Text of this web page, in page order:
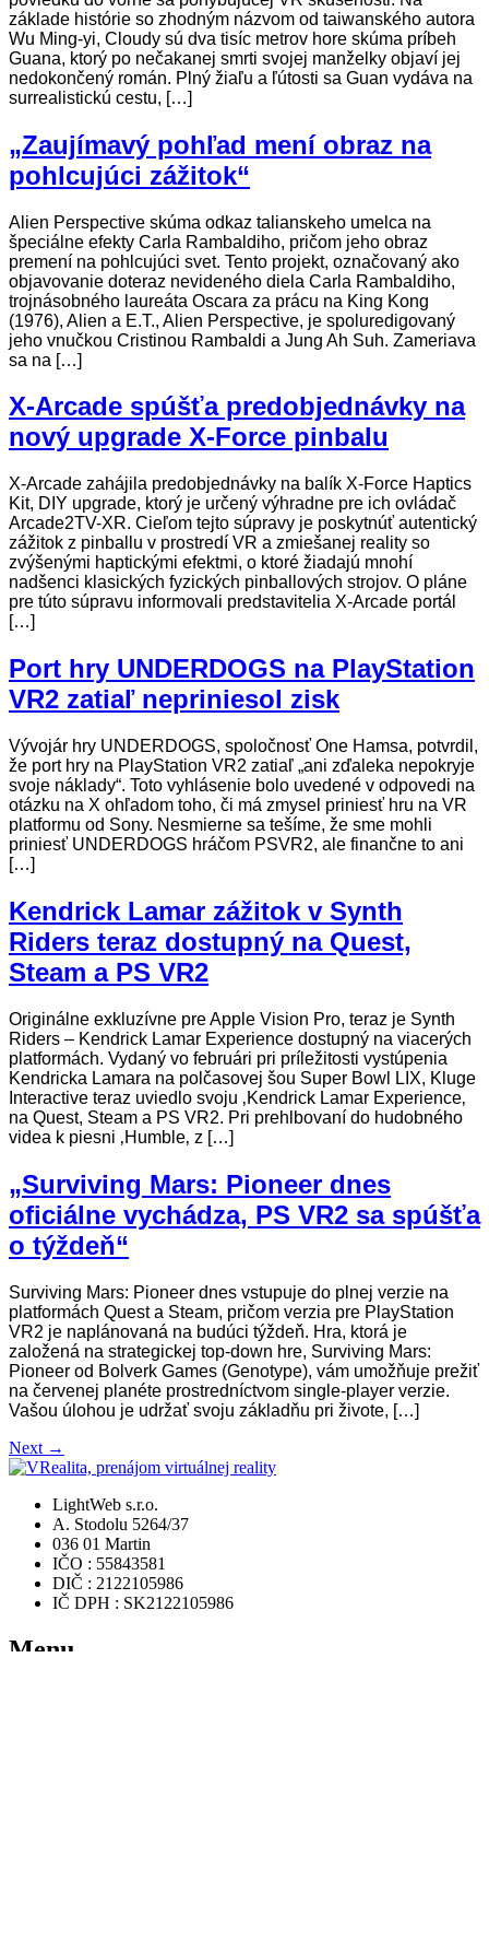
základe histórie so zhodným názvom od taiwanského autora
Wu Ming-yi, Cloudy sú dva tisíc metrov hore skúma príbeh
Guana, ktorý po nečakanej smrti svojej manželky objaví jej
nedokončený román. Plný žiaľu a ľútosti sa Guan vydáva na
surrealistickú cestu, […]
„Zaujímavý pohľad mení obraz na
pohlcujúci zážitok“
Alien Perspective skúma odkaz talianskeho umelca na
špeciálne efekty Carla Rambaldiho, pričom jeho obraz
premení na pohlcujúci svet. Tento projekt, označovaný ako
objavovanie doteraz nevideného diela Carla Rambaldiho,
trojnásobného laureáta Oscara za prácu na King Kong
(1976), Alien a E.T., Alien Perspective, je spoluredigovaný
jeho vnučkou Cristinou Rambaldi a Jung Ah Suh. Zameriava
sa na […]
X-Arcade spúšťa predobjednávky na
nový upgrade X-Force pinbalu
X-Arcade zahájila predobjednávky na balík X-Force Haptics
Kit, DIY upgrade, ktorý je určený výhradne pre ich ovládač
Arcade2TV-XR. Cieľom tejto súpravy je poskytnúť autentický
zážitok z pinballu v prostredí VR a zmiešanej reality so
zvýšenými haptickými efektmi, o ktoré žiadajú mnohí
nadšenci klasických fyzických pinballových strojov. O pláne
pre túto súpravu informovali predstavitelia X-Arcade portál
[…]
Port hry UNDERDOGS na PlayStation
VR2 zatiaľ nepriniesol zisk
Vývojár hry UNDERDOGS, spoločnosť One Hamsa, potvrdil,
že port hry na PlayStation VR2 zatiaľ „ani zďaleka nepokryje
svoje náklady“. Toto vyhlásenie bolo uvedené v odpovedi na
otázku na X ohľadom toho, či má zmysel priniesť hru na VR
platformu od Sony. Nesmierne sa tešíme, že sme mohli
priniesť UNDERDOGS hráčom PSVR2, ale finančne to ani
[…]
Kendrick Lamar zážitok v Synth
Riders teraz dostupný na Quest,
Steam a PS VR2
Originálne exkluzívne pre Apple Vision Pro, teraz je Synth
Riders – Kendrick Lamar Experience dostupný na viacerých
platformách. Vydaný vo februári pri príležitosti vystúpenia
Kendricka Lamara na polčasovej šou Super Bowl LIX, Kluge
Interactive teraz uviedlo svoju ‚Kendrick Lamar Experience‚
na Quest, Steam a PS VR2. Pri prehlbovaní do hudobného
videa k piesni ‚Humble‚ z […]
„Surviving Mars: Pioneer dnes
oficiálne vychádza, PS VR2 sa spúšťa
o týždeň“
Surviving Mars: Pioneer dnes vstupuje do plnej verzie na
platformách Quest a Steam, pričom verzia pre PlayStation
VR2 je naplánovaná na budúci týždeň. Hra, ktorá je
založená na strategickej top-down hre, Surviving Mars:
Pioneer od Bolverk Games (Genotype), vám umožňuje prežiť
na červenej planéte prostredníctvom single-player verzie.
Vašou úlohou je udržať svoju základňu pri živote, […]
Next →
LightWeb s.r.o.
A. Stodolu 5264/37
036 01 Martin
IČO : 55843581
DIČ : 2122105986
IČ DPH : SK2122105986
Menu